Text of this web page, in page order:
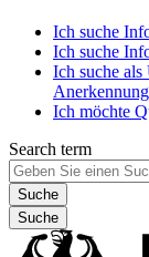
Ich suche
Ich suche
Ich suche
Ich möchte
Search term
Suche